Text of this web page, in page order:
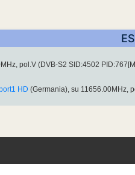
pol.V (DVB-S2 SID:4502
HD (Germania), su 11656.00MHz,